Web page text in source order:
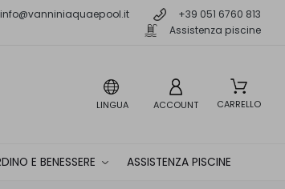
info@vanniniaquaepool.it
+39 051 6760 813
Assistenza piscine
LINGUA ACCOUNT CARRELLO
E BENESSERE ASSISTENZA PISCINE